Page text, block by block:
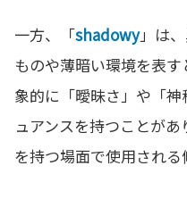
一方、「shadowy」は
ものや薄暗い環境を表
象的に「曖昧さ」や「
ュアンスを持つことが
を持つ場面で使用される